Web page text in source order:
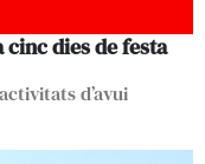
dies de festa
d’avui